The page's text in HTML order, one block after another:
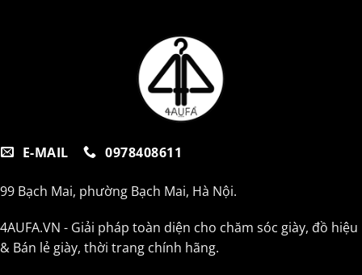
E-MAIL 0978408611
99 Bạch Mai, phường Bạch Mai, Hà Nội.
4AUFA.VN - Giải pháp toàn diện cho chăm sóc giày, đồ hiệu
& Bán lẻ giày, thời trang chính hãng.